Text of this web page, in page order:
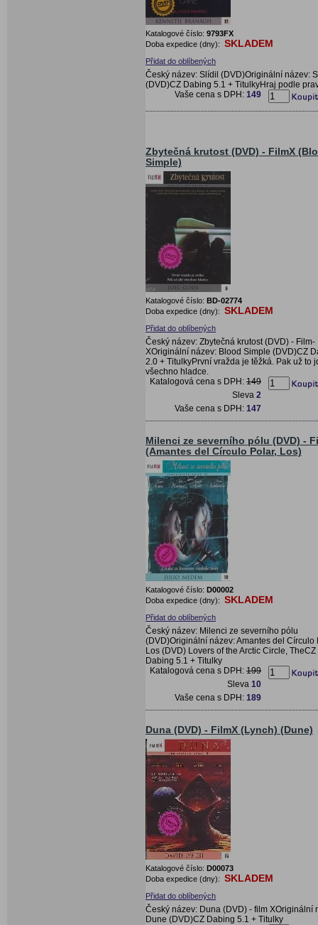
Katalogové číslo: 9793FX
Doba expedice (dny): SKLADEM
Přidat do oblíbených
Český název: Slídil (DVD)Originální název:
(DVD)CZ Dabing 5.1 + TitulkyHraj podle
Vaše cena s DPH: 149
Zbytečná krutost (DVD) - FilmX
Simple)
Katalogové číslo: BD-02774
Doba expedice (dny): SKLADEM
Přidat do oblíbených
Český název: Zbytečná krutost (DVD) - Film-
XOriginální název: Blood Simple (DVD)CZ
2.0 + TitulkyPrvní vražda je těžká. Pak už to
všechno hladce.
Katalogová cena s DPH: 149
Sleva 2
Vaše cena s DPH: 147
Milenci ze severního pólu (DVD) -
(Amantes del Círculo Polar, Los)
Katalogové číslo: D00002
Doba expedice (dny): SKLADEM
Přidat do oblíbených
Český název: Milenci ze severního pólu
(DVD)Originální název: Amantes del Círculo
Los (DVD) Lovers of the Arctic Circle, TheCZ
Dabing 5.1 + Titulky
Katalogová cena s DPH: 199
Sleva 10
Vaše cena s DPH: 189
Duna (DVD) - FilmX (Lynch) (Dune)
Katalogové číslo: D00073
Doba expedice (dny): SKLADEM
Přidat do oblíbených
Český název: Duna (DVD) - film XOriginální
Dune (DVD)CZ Dabing 5.1 + Titulky